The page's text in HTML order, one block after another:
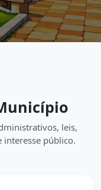
leis,
interesse público.